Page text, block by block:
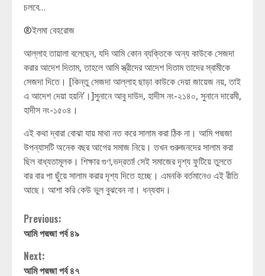
চলবে…
®ইলমা বেহরোজ
আল্লাহ তায়ালা বলেছেন, যদি আমি কোন ব্যক্তিকে অন্য কাউকে সেজদা
করার আদেশ দিতাম, তাহলে আমি স্ত্রীদের আদেশ দিতাম তাদের স্বামীকে
সেজদা দিতে। [কিন্তু সেজদা আল্লাহ ছাড়া কাউকে দেয়া জায়েজ নয়, তাই
এ আদেশ দেয়া হয়নি’।]সুনানে আবু দাউদ, হাদীস নং-২১৪০, সুনানে দারেমী,
হাদীস নং-১৫০৪।
এই কথা দ্বারা বোঝা যায় মাথা নত করে সালাম করা ঠিক না। আমি পদ্মজা
উপন্যাসটি অনেক বছর আগের সমাজ নিয়ে। তখন গুরুজনদের সালাম করা
ছিল বাধ্যতামূলক। শিক্ষার গুণ,ভদ্রতা! সেই সমাজের দৃশ্য ফুটিয়ে তুলতে
বার বার পা ছুঁয়ে সালাম করার দৃশ্য দিতে হচ্ছে। এমনকি বর্তমানেও এই রীতি
আছে। আশা করি কেউ ভুল বুঝবেন না। ধন্যবাদ।
Continue
Reading
Previous:
আমি পদ্মজা পর্ব ৪৯
Next:
আমি পদ্মজা পর্ব ৪৭